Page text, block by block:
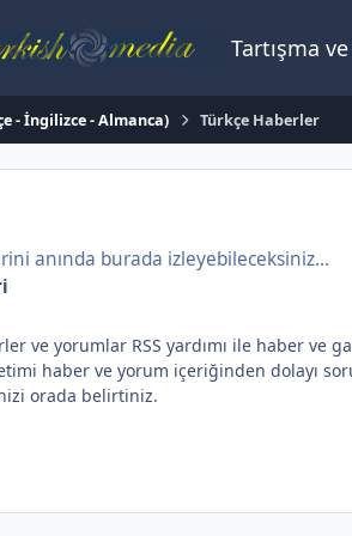
Tartışma
- İngilizce - Almanca) Türkçe Haberler
anında burada izleyebileceksiniz...
ve yorumlar RSS yardımı ile haber ve
haber ve yorum içeriğinden dolayı
orada belirtiniz.